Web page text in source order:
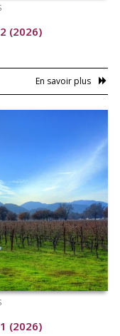
(2026)
En savoir plus
(2026)